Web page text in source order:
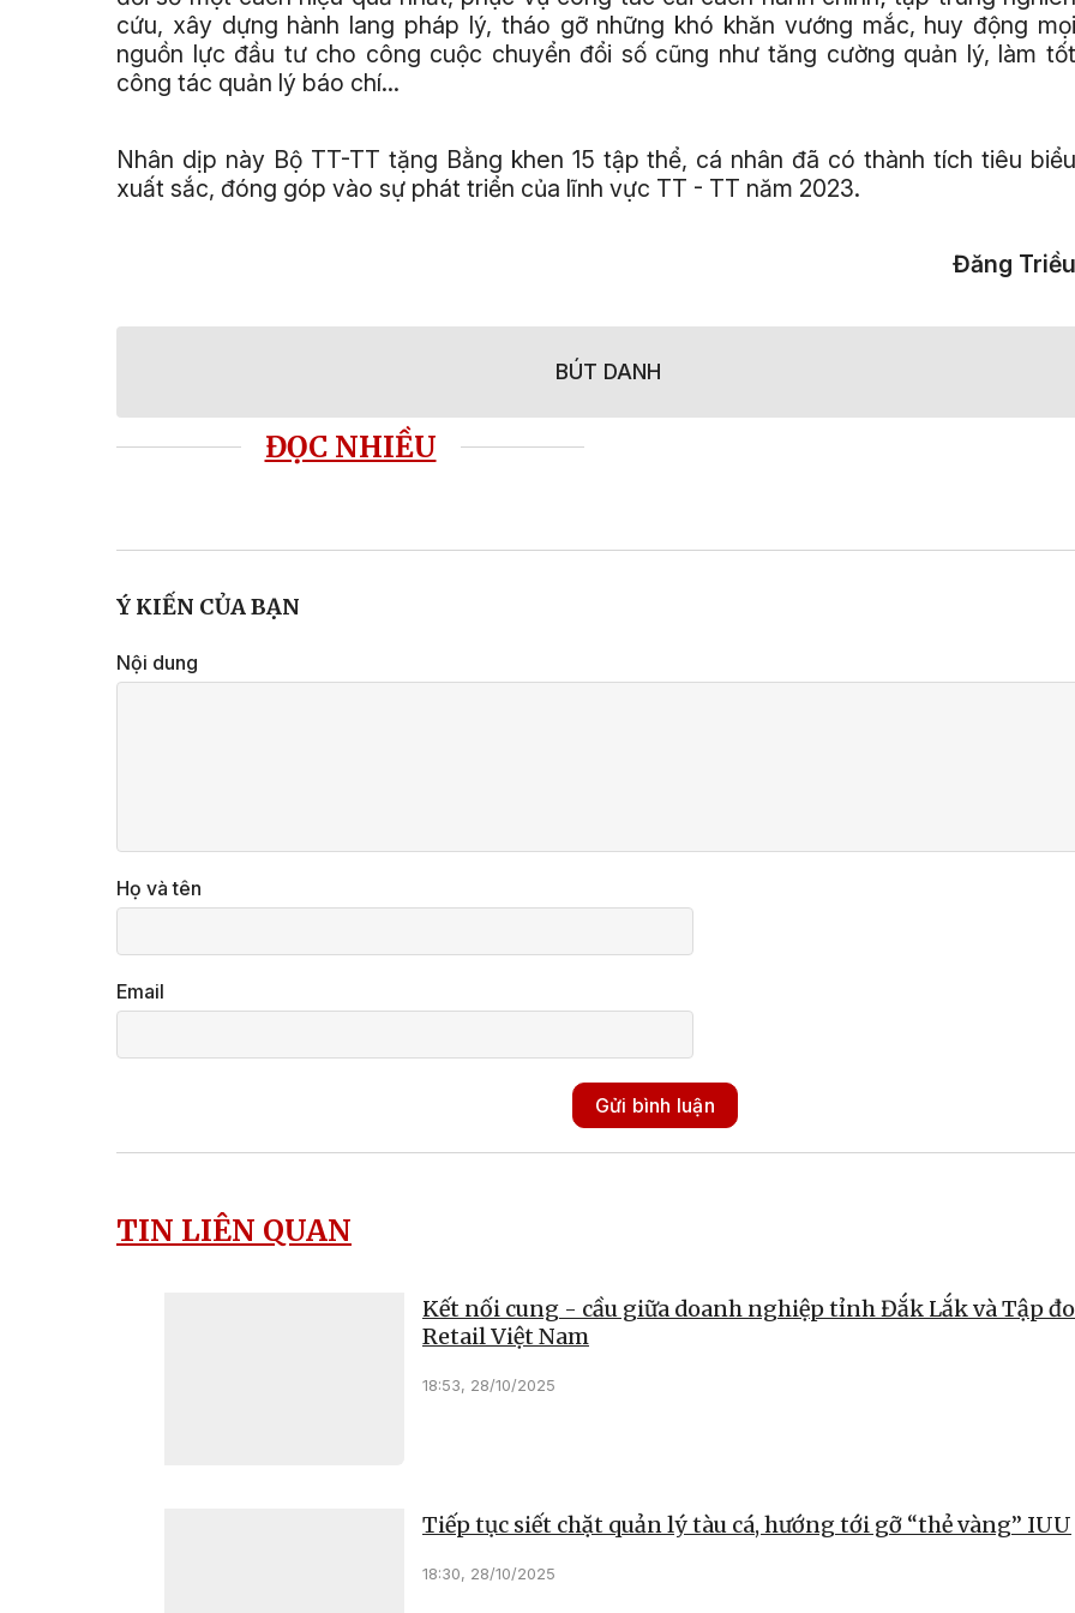
cứu, xây dựng hành lang pháp lý, tháo gỡ những khó khăn vướng mắc, huy động mọi
nguồn lực đầu tư cho công cuộc chuyển đổi số cũng như tăng cường quản lý, làm tốt
công tác quản lý báo chí...
Nhân dịp này Bộ TT-TT tặng Bằng khen 15 tập thể, cá nhân đã có thành tích tiêu biểu
xuất sắc, đóng góp vào sự phát triển của lĩnh vực TT - TT năm 2023.
Đăng Triều
BÚT DANH
ĐỌC NHIỀU
Ý KIẾN CỦA BẠN
Nội dung
Họ và tên
Email
Gửi bình luận
TIN LIÊN QUAN
Kết nối cung - cầu giữa doanh nghiệp tỉnh Đắk Lắk và Tập
Retail Việt Nam
18:53, 28/10/2025
Tiếp tục siết chặt quản lý tàu cá, hướng tới gỡ “thẻ vàng” IUU
18:30, 28/10/2025